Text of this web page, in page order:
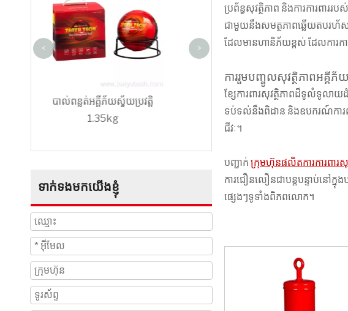
ឧបករណ៍ពន្លត់អគ្គីភ័យដោយ
ស្វ័យប្រវត្តិ TY-0300
< >
ទាក់ទងមកយើងខ្ញុំ
ប្រព័ន្ធសុវត្ថិភាព និងការការពារ
ជាមួយនឹងសមត្ថភាពឆ្លើយតបរហ័ស
ដែលមានហានិភ័យខ្ពស់ ដែលការការ
ការរួមបញ្ចូលសុវត្ថិភាពអគ្គីភ័យ
ខ្សែការពារសុវត្ថិភាពដ៏ទូលំទូលា
ទប់ទល់នឹងពិដាន និងឧបករណ៍ការព
ជីវៈ។
បញ្ជាក់ ក្រុមហ៊ុនផលិតការការពារសុ
ការជឿនលឿនជាបន្តបន្ទាប់នៅក្នុ
ផ្សេងៗទូទាំងពិភពលោក។